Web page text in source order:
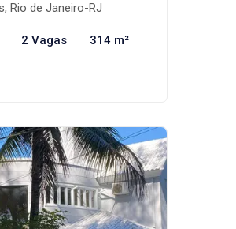
Rio de Janeiro-RJ
2 Vagas 314 m²